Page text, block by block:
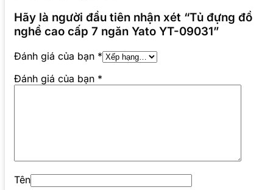
Hãy là người đầu tiên nhận xét “Tủ đựng đồ
nghề cao cấp 7 ngăn Yato YT-09031”
Đánh giá của bạn *
Đánh giá của bạn *
Tên